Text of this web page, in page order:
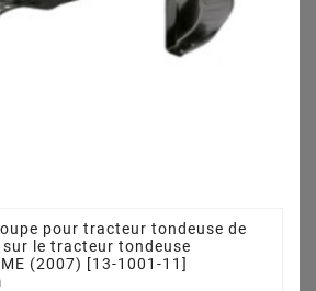
pour tracteur tondeuse de
le tracteur tondeuse
(2007) [13-1001-11]